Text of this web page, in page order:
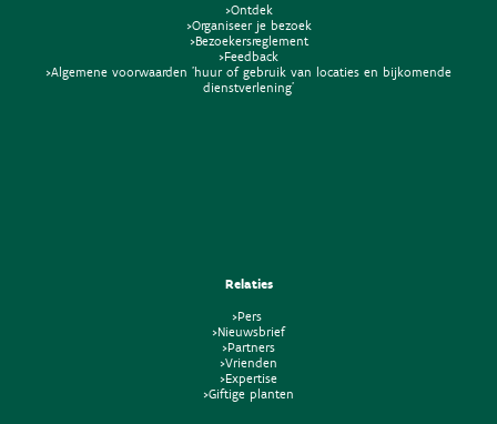
>Ontdek
>Organiseer je bezoek
>Bezoekersreglement
>Feedback
>Algemene voorwaarden 'huur of gebruik van locaties en bijkomende
dienstverlening'
Relaties
>Pers
>Nieuwsbrief
>Partners
>Vrienden
>Expertise
>Giftige planten